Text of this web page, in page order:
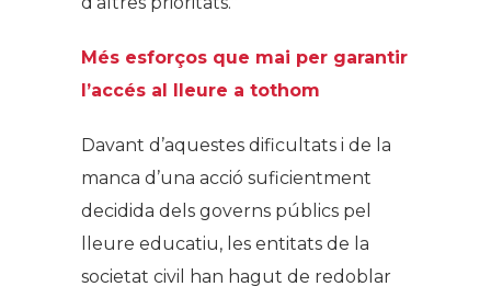
Més esforços que mai per garantir
l’accés al lleure a tothom
Davant d’aquestes dificultats i de la
manca d’una acció suficientment
decidida dels governs públics pel
lleure educatiu, les entitats de la
societat civil han hagut de redoblar